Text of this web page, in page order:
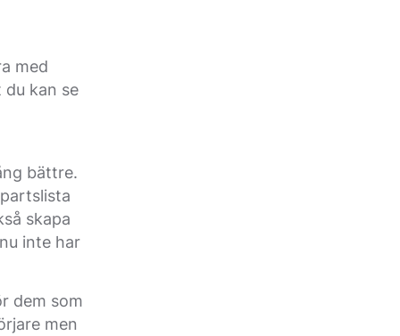
med
kan se
bättre.
skapa
inte har
dem som
men